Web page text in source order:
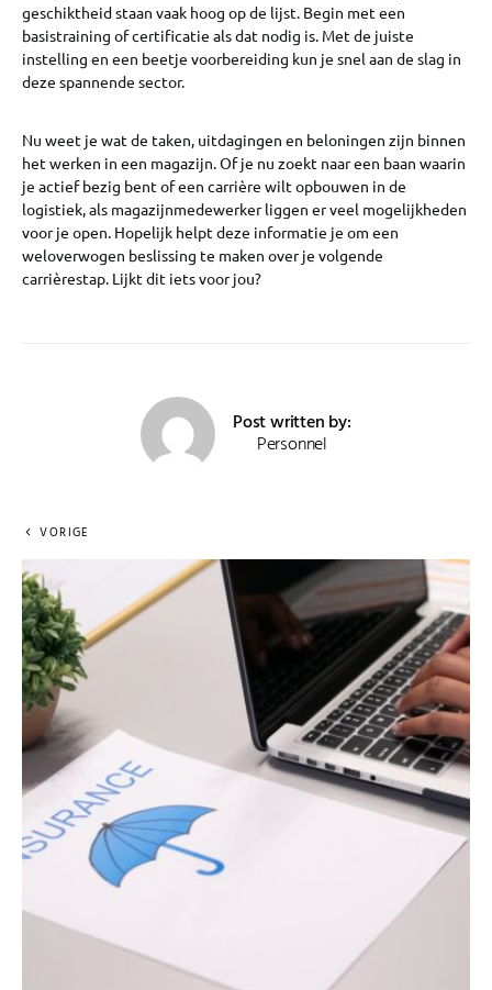
geschiktheid staan vaak hoog op de lijst. Begin met een
basistraining of certificatie als dat nodig is. Met de juiste
instelling en een beetje voorbereiding kun je snel aan de slag in
deze spannende sector.
Nu weet je wat de taken, uitdagingen en beloningen zijn binnen
het werken in een magazijn. Of je nu zoekt naar een baan waarin
je actief bezig bent of een carrière wilt opbouwen in de
logistiek, als magazijnmedewerker liggen er veel mogelijkheden
voor je open. Hopelijk helpt deze informatie je om een
weloverwogen beslissing te maken over je volgende
carrièrestap. Lijkt dit iets voor jou?
Post written by:
Personnel
VORIGE